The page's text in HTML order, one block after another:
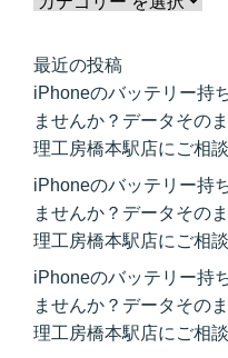
最近の投稿
iPhoneのバッテリー持
ませんか？データその
理工房橋本駅店にご相
iPhoneのバッテリー持
ませんか？データその
理工房橋本駅店にご相
iPhoneのバッテリー持
ませんか？データその
理工房橋本駅店にご相